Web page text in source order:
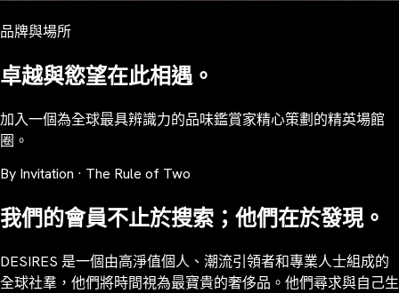
品牌與場所
卓越與慾望在此相遇。
加入一個為全球最具辨識力的品味鑑賞家精心策劃的精英場館
圈。
By Invitation · The Rule of Two
我們的會員不止於搜索；他們在於發現。
DESIRES 是一個由高淨值個人、潮流引領者和專業人士組成的
全球社羣，他們將時間視為最寶貴的奢侈品。他們尋求與自己生